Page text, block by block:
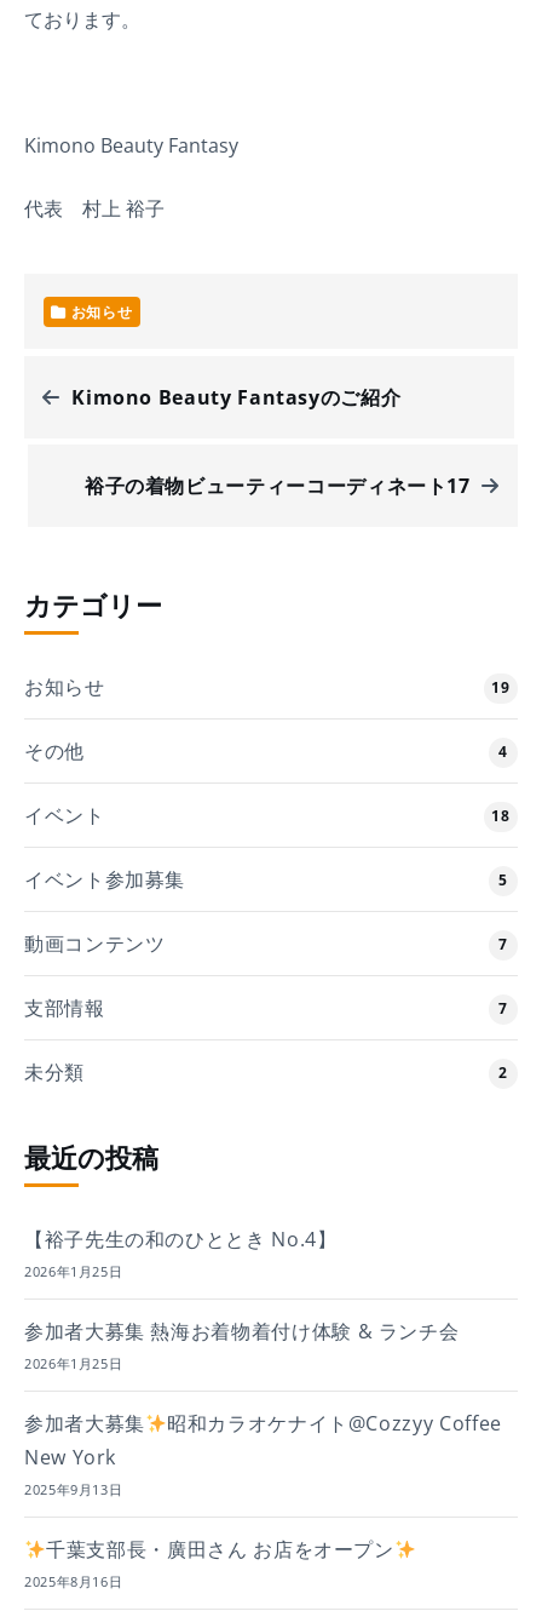
ております。
Kimono Beauty Fantasy
代表 村上 裕子
お知らせ
Kimono Beauty Fantasyのご紹介
裕子の着物ビューティーコーディネート17
カテゴリー
お知らせ 19
その他 4
イベント 18
イベント参加募集 5
動画コンテンツ 7
支部情報 7
未分類 2
最近の投稿
【裕子先生の和のひととき No.4】
2026年1月25日
参加者大募集 熱海お着物着付け体験 & ランチ会
2026年1月25日
参加者大募集
昭和カラオケナイト@Cozzyy Coffee
New York
2025年9月13日
千葉支部長・廣田さん お店をオープン
2025年8月16日